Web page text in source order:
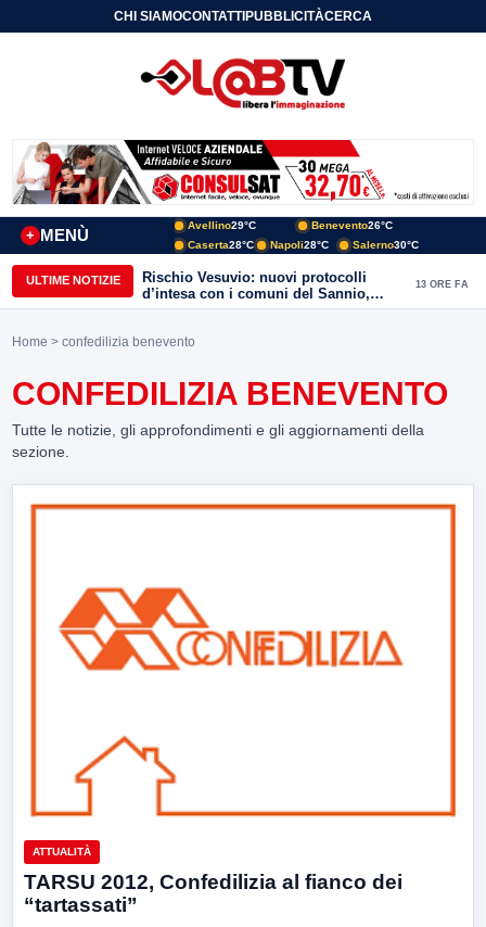
CHI SIAMOCONTATTIPUBBLICITÀCERCA
MENÙ
+
Avellino29°C Benevento26°C
Caserta28°C Napoli28°C Salerno30°C
ULTIME NOTIZIE
Rischio Vesuvio: nuovi protocolli
d’intesa con i comuni del Sannio,
firmato il protocollo con Arpaise
13 ORE FA
Home > confedilizia benevento
CONFEDILIZIA BENEVENTO
Tutte le notizie, gli approfondimenti e gli aggiornamenti della
sezione.
ATTUALITÀ
TARSU 2012, Confedilizia al fianco dei
“tartassati”